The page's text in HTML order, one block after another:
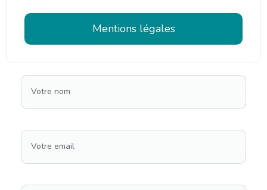
Mentions légales
Votre nom
Votre email